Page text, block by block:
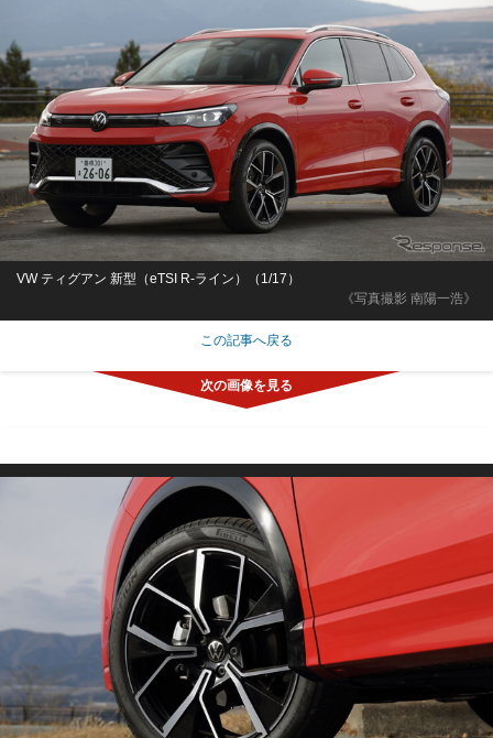
《写真撮影 南陽一浩》
VW ティグアン 新型（eTSI R-ライン）（1/17）
この記事へ戻る